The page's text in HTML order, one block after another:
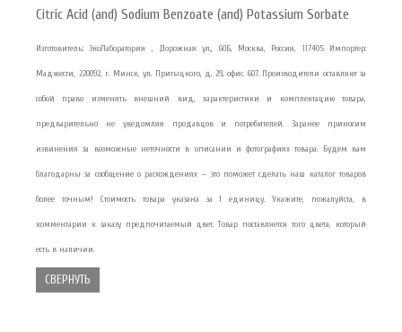
Citric Acid (and) Sodium Benzoate (and) Potassium Sorbate
Изготовитель: ЭкоЛаборатория , Дорожная ул., 60Б, Москва, Россия, 117405 Импортер:
Маджести, 220092, г. Минск, ул. Притыцкого, д. 29, офис. 607. Производители оставляют за
собой право изменять внешний вид, характеристики и комплектацию товара,
предварительно не уведомляя продавцов и потребителей. Заранее приносим
извинения за возможные неточности в описании и фотографиях товара. Будем вам
благодарны за сообщение о расхождениях — это поможет сделать наш каталог товаров
более точным! Стоимость товара указана за 1 единицу. Укажите, пожалуйста, в
комментарии к заказу предпочитаемый цвет. Товар поставляется того цвета, который
есть в наличии.
СВЕРНУТЬ